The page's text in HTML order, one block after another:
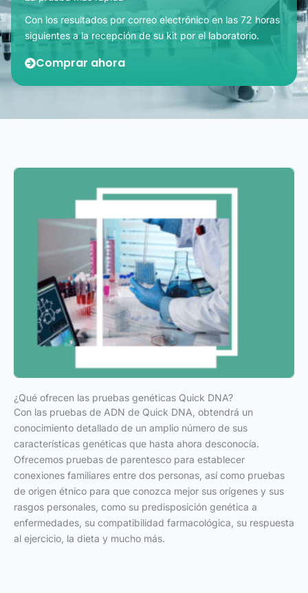
Con los resultados por correo electrónico en las 72 horas
siguientes a la recepción de su kit por el laboratorio.
Comprar ahora
¿Qué ofrecen las pruebas genéticas Quick DNA?
Con las pruebas de ADN de Quick DNA, obtendrá un
conocimiento detallado de un amplio número de sus
características genéticas que hasta ahora desconocía.
Ofrecemos pruebas de parentesco para establecer
conexiones familiares entre dos personas, así como pruebas
de origen étnico para que conozca mejor sus orígenes y sus
rasgos personales, como su predisposición genética a
enfermedades, su compatibilidad farmacológica, su respuesta
al ejercicio, la dieta y mucho más.